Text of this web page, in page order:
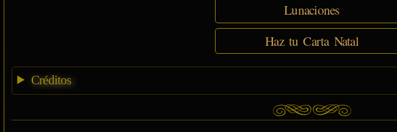
Lunaciones
Haz tu Carta Natal
Créditos